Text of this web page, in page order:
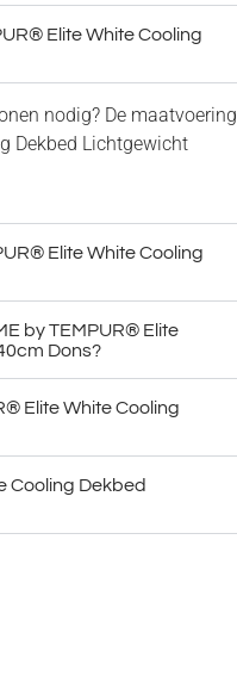
Elite White Cooling
nodig? De maatvoering
Dekbed Lichtgewicht
Elite White Cooling
by TEMPUR® Elite
Dons?
Elite White Cooling
Cooling Dekbed